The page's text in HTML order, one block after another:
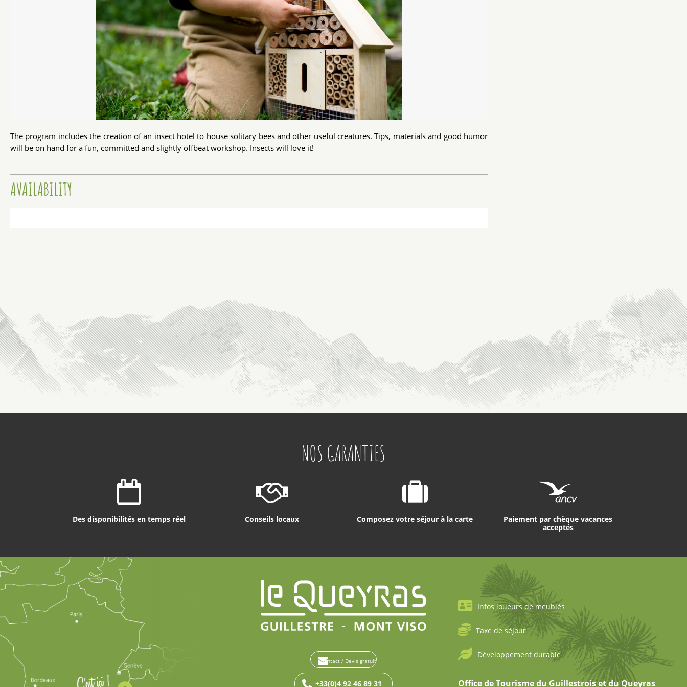
The program includes the creation of an insect hotel to house solitary bees and other useful creatures. Tips, materials and good humor
will be on hand for a fun, committed and slightly offbeat workshop. Insects will love it!
AVAILABILITY
NOS GARANTIES
Des disponibilités en temps réel Conseils locaux Composez votre séjour à la carte
Paiement par chèque vacances
acceptés
Contact / Devis gratuit
+33(0)4 92 46 89 31
Infos loueurs de meublés
Taxe de séjour
Développement durable
Office de Tourisme du Guillestrois et du Queyras